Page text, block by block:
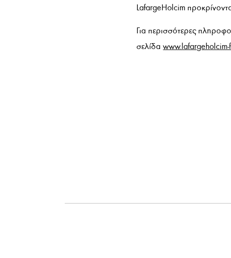
LafargeHolcim
Για περισσότερες
σελίδα